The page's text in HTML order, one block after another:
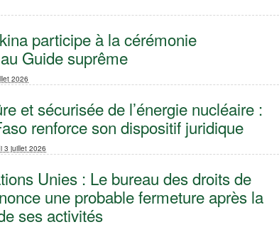
participe à la cérémonie
Guide suprême
2026
et sécurisée de l’énergie nucléaire :
renforce son dispositif juridique
3 juillet 2026
Unies : Le bureau des droits de
une probable fermeture après la
ses activités